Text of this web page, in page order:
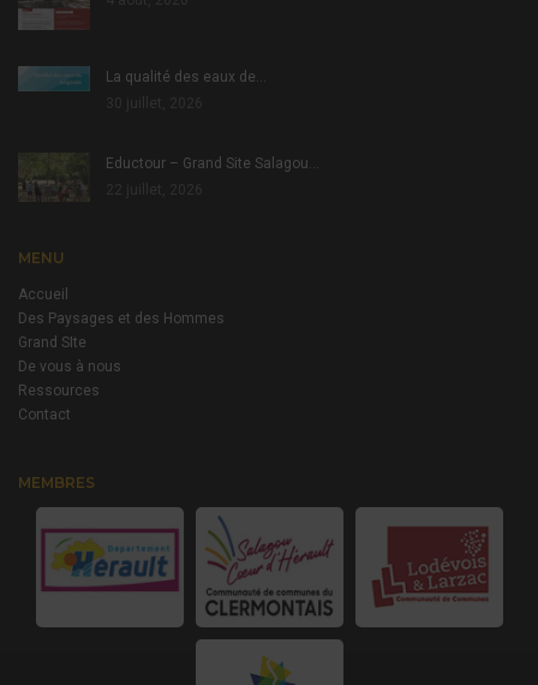
La qualité des eaux de…
Eductour – Grand Site Salagou…
MENU
Accueil
Des Paysages et des Hommes
Grand SIte
De vous à nous
Ressources
Contact
MEMBRES